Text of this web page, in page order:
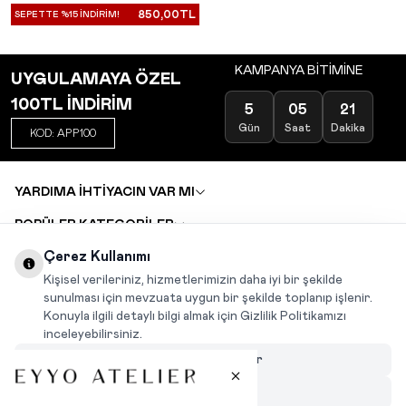
SEPETTE %15 İNDİRİM! 850,00TL
UYGULAMAYA ÖZEL
100TL İNDİRİM
KOD: APP100
KAMPANYA BİTİMİNE
5
Gün
05
Saat
21
Dakika
YARDIMA İHTİYACIN VAR MI
POPÜLER KATEGORİLER
DEĞİŞİM VE İADE TALEBİ
KARIYER
INSTAGRAM
Çerez Kullanımı
Kişisel verileriniz, hizmetlerimizin daha iyi bir şekilde
sunulması için mevzuata uygun bir şekilde toplanıp işlenir.
Konuyla ilgili detaylı bilgi almak için Gizlilik Politikamızı
inceleyebilirsiniz.
Çerezleri Özelleştir